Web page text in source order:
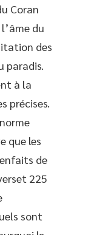
Coran
du
des
paradis.
à la
précises.
que les
de
225
sont